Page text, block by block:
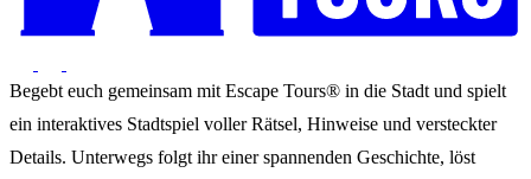
Begebt euch gemeinsam mit Escape Tours® in die Stadt und spielt
ein interaktives Stadtspiel voller Rätsel, Hinweise und versteckter
Details. Unterwegs folgt ihr einer spannenden Geschichte, löst